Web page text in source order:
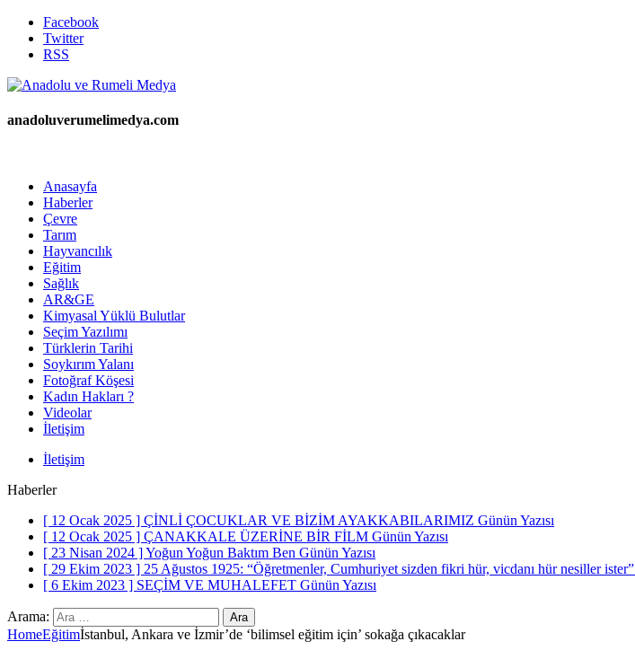
Facebook
Twitter
RSS
anadoluverumelimedya.com
Anasayfa
Haberler
Çevre
Tarım
Hayvancılık
Eğitim
Sağlık
AR&GE
Kimyasal Yüklü Bulutlar
Seçim Yazılımı
Türklerin Tarihi
Soykırım Yalanı
Fotoğraf Köşesi
Kadın Hakları ?
Videolar
İletişim
İletişim
Haberler
[ 12 Ocak 2025 ] ÇİNLİ ÇOCUKLAR VE BİZİM AYAKKABILARIMIZ Günün Yazısı
[ 12 Ocak 2025 ] ÇANAKKALE ÜZERİNE BİR FİLM Günün Yazısı
[ 23 Nisan 2024 ]Yoğun Yoğun Baktım Ben Günün Yazısı
[ 29 Ekim 2023 ] 25 Ağustos 1925: “Öğretmenler, Cumhuriyet sizden fikri hür, vicdanı hür nesiller ister”
[ 6 Ekim 2023 ] SEÇİM VE MUHALEFET Günün Yazısı
Arama:
HomeEğitimİstanbul, Ankara ve İzmir’de ‘bilimsel eğitim için’ sokağa çıkacaklar